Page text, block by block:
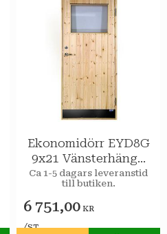
Ekonomidörr EYD8G
9x21 Vänsterhängd
STAR Varmförråd 2-
glas isolerruta
Ca 1-5 dagars leveranstid
till butiken.
6 751,00 KR
/ST